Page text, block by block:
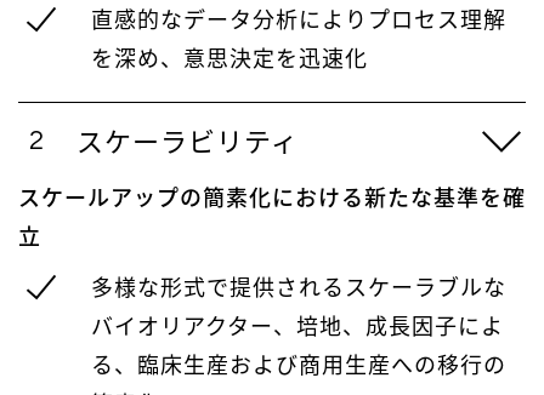
直感的なデータ分析によりプロセス理解
を深め、意思決定を迅速化
スケーラビリティ
スケールアップの簡素化における新たな基準を確
立
多様な形式で提供されるスケーラブルな
バイオリアクター、培地、成長因子によ
る、臨床生産および商用生産への移行の